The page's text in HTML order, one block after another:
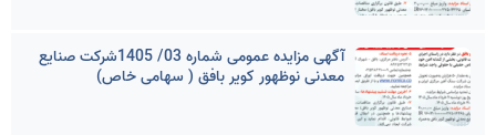
آگهی مزایده عمومی شماره 03/ 1405شرکت صنایع
معدنی نوظهور کویر بافق ( سهامی خاص)